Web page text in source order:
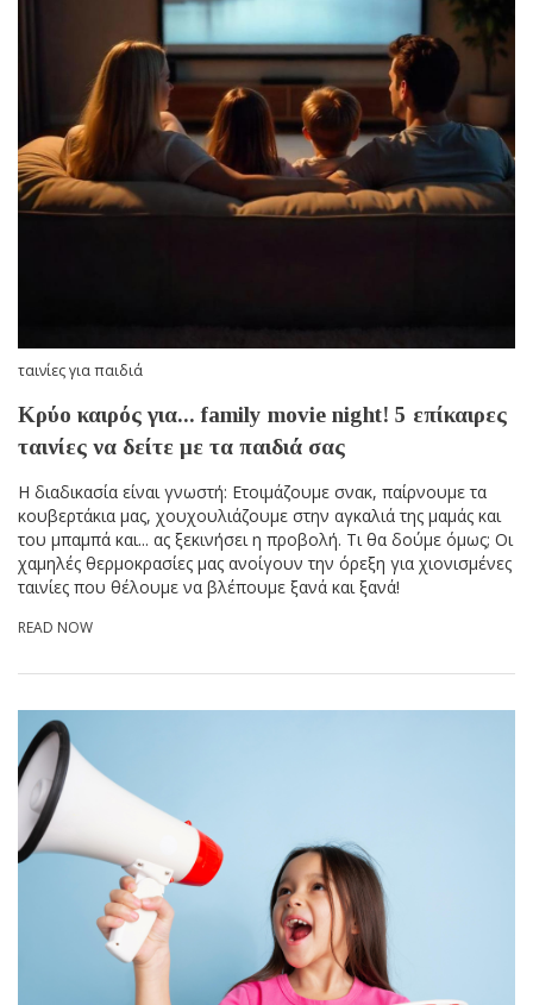
ταινίες για παιδιά
Κρύο καιρός για... family movie night! 5 επίκαιρες
ταινίες να δείτε με τα παιδιά σας
Η διαδικασία είναι γνωστή: Ετοιμάζουμε σνακ, παίρνουμε τα
κουβερτάκια μας, χουχουλιάζουμε στην αγκαλιά της μαμάς και
του μπαμπά και... ας ξεκινήσει η προβολή. Τι θα δούμε όμως; Οι
χαμηλές θερμοκρασίες μας ανοίγουν την όρεξη για χιονισμένες
ταινίες που θέλουμε να βλέπουμε ξανά και ξανά!
READ NOW